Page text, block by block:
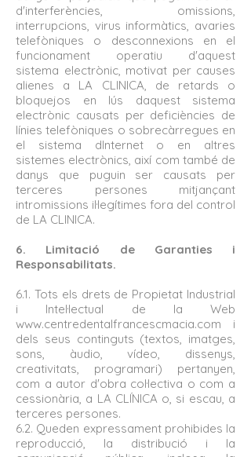
d'interferències, omissions,
interrupcions, virus informàtics, avaries
telefòniques o desconnexions en el
funcionament operatiu d'aquest
sistema electrònic, motivat per causes
alienes a LA CLINICA, de retards o
bloquejos en lús daquest sistema
electrònic causats per deficiències de
línies telefòniques o sobrecàrregues en
el sistema dInternet o en altres
sistemes electrònics, així com també de
danys que puguin ser causats per
terceres persones mitjançant
intromissions il·legítimes fora del control
de LA CLINICA.
6. Limitació de Garanties i
Responsabilitats.
6.1. Tots els drets de Propietat Industrial
i Intel·lectual de la Web
www.centredentalfrancescmacia.com i
dels seus continguts (textos, imatges,
sons, àudio, vídeo, dissenys,
creativitats, programari) pertanyen,
com a autor d'obra col·lectiva o com a
cessionària, a LA CLÍNICA o, si escau, a
terceres persones.
6.2. Queden expressament prohibides la
reproducció, la distribució i la